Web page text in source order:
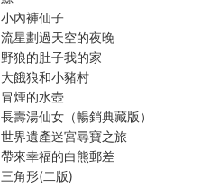
小內褲仙子
流星劃過天空的夜晚
野狼的肚子我的家
大餓狼和小豬村
冒煙的水壺
長壽湯仙女（暢銷典藏版）
世界遺產迷宮尋寶之旅
帶來幸福的白熊郵差
三角形(二版)